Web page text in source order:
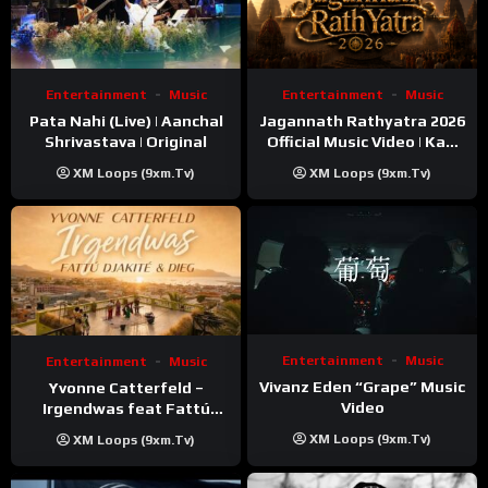
VERSO 1
Eles pedem o que não fazem
Criticam o que não entendem
A minha música é uma viagem
Isso é o que eles não entendem
Parei para pensar na vida
Poderia estar bem pior
Dizem que ele não presta
Eu acho que ele está bem melhor
PRÉ-CORO
Não vale a pena agradar
Eles não querem saber
E você vai esquecer
Que és filho de NZAMBI
Entertainment Music
Pata Nahi (Live) | Aanchal
Shrivastava | Original
XM Loops (9xm.tv)
Entertainment Music
Jagannath Rathyatra 2026
Official Music Video | Kaki
XM Loops (9xm.tv)
Entertainment Music
Yvonne Catterfeld –
Irgendwas feat Fattú
Video)
XM Loops (9xm.tv)
Entertainment Music
Vivanz Eden “Grape” Music
Video
XM Loops (9xm.tv)